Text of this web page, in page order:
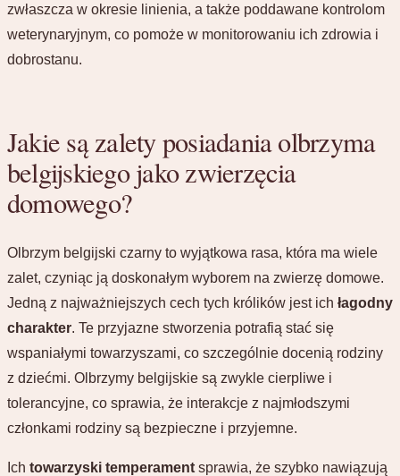
zwłaszcza w okresie linienia, a także poddawane kontrolom
weterynaryjnym, co pomoże w monitorowaniu ich zdrowia i
dobrostanu.
Jakie są zalety posiadania olbrzyma
belgijskiego jako zwierzęcia
domowego?
Olbrzym belgijski czarny to wyjątkowa rasa, która ma wiele
zalet, czyniąc ją doskonałym wyborem na zwierzę domowe.
Jedną z najważniejszych cech tych królików jest ich łagodny
charakter. Te przyjazne stworzenia potrafią stać się
wspaniałymi towarzyszami, co szczególnie docenią rodziny
z dziećmi. Olbrzymy belgijskie są zwykle cierpliwe i
tolerancyjne, co sprawia, że interakcje z najmłodszymi
członkami rodziny są bezpieczne i przyjemne.
Ich towarzyski temperament sprawia, że szybko nawiązują